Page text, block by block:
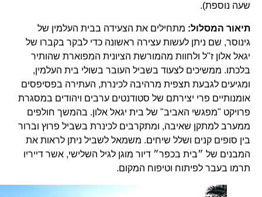
שעה נוספת).
תיאור המסלול:מתחילים את הצעידה בבית העלמין של
גינוסר, שם ניתן לעשות עצירה ראשונה כדי לבקר בקברו של
יגאל אלון ז"ל ולחוות מהמורשת הציונית המפוארת שהותיר
בלכתו. ממשיכים לצעוד בשביל העובר בשולי בית העלמין,
ומגיעים לגבעת תצפית מרהיבה לכינרת, העתירה בפסיפסים
אומנותיים פרי יצירתם של סטודנטים ערבים ויהודים במסגרת
פרויקט "מפגשי האביב" של בית יגאל אלון. בהמשך חולפים
ממערב למתקן שאיבה, ומתקרבים לכינרת בשביל פרוץ וברור
בין סופים קנים ושלל שיחים. משמאל לשביל ניתן לראות את
המבנים של ״בית בכפר״ דיור מוגן לגיל השלישי, אשר דייריו
תרמו בעבר לפיתוח וטיפוח המקום.